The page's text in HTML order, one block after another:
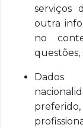
serviços
outra
no
questões,
Dados